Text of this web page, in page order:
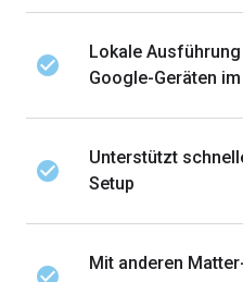
check_circle
Lokale
Google-Geräten
check_circle
Unterstützt
Setup
check_circle
Mit anderen